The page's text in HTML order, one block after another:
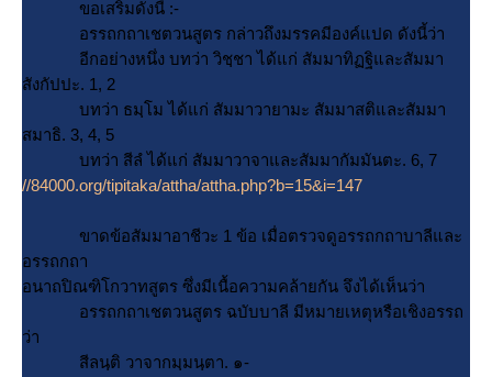
ขอเสริมดังนี้ :-
อรรถกถาเชตวนสูตร กล่าวถึงมรรคมีองค์แปด ดังนี้ว่า
อีกอย่างหนึ่ง บทว่า วิชฺชา ได้แก่ สัมมาทิฏฐิและสัมมา
สังกัปปะ. 1, 2
บทว่า ธมฺโม ได้แก่ สัมมาวายามะ สัมมาสติและสัมมา
สมาธิ. 3, 4, 5
บทว่า สีลํ ได้แก่ สัมมาวาจาและสัมมากัมมันตะ. 6, 7
//84000.org/tipitaka/attha/attha.php?b=15&i=147
ขาดข้อสัมมาอาชีวะ 1 ข้อ เมื่อตรวจดูอรรถกถาบาลีและ
อรรถกถา
อนาถปิณฑิโกวาทสูตร ซึ่งมีเนื้อความคล้ายกัน จึงได้เห็นว่า
อรรถกถาเชตวนสูตร ฉบับบาลี มีหมายเหตุหรือเชิงอรรถ
ว่า
สีลนฺติ วาจากมฺมนฺตา. ๑-